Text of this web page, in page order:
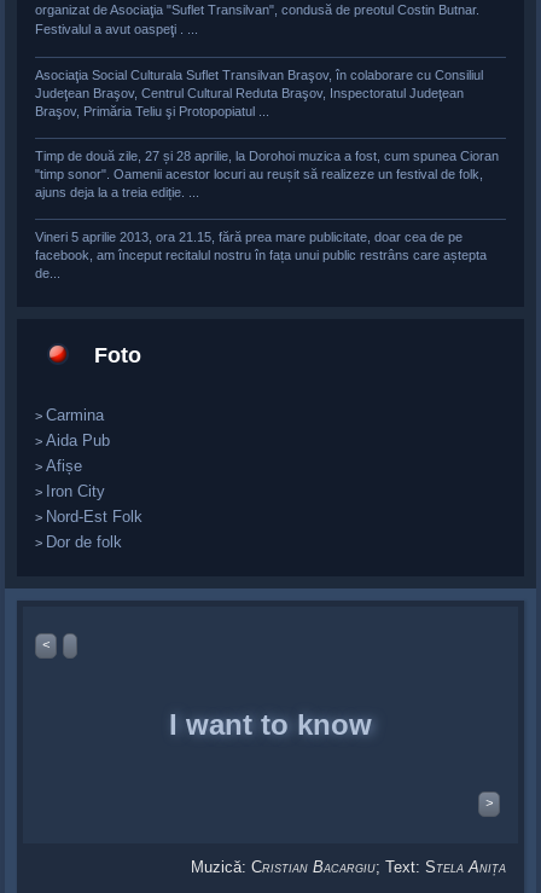
organizat de Asociaţia "Suflet Transilvan", condusă de preotul Costin Butnar.
Festivalul a avut oaspeţi . ...
Asociaţia Social Culturala Suflet Transilvan Braşov, în colaborare cu Consiliul
Judeţean Braşov, Centrul Cultural Reduta Braşov, Inspectoratul Judeţean
Braşov, Primăria Teliu şi Protopopiatul ...
Timp de două zile, 27 și 28 aprilie, la Dorohoi muzica a fost, cum spunea Cioran
"timp sonor". Oamenii acestor locuri au reușit să realizeze un festival de folk,
ajuns deja la a treia ediție. ...
Vineri 5 aprilie 2013, ora 21.15, fără prea mare publicitate, doar cea de pe
facebook, am început recitalul nostru în fața unui public restrâns care aștepta
de...
Foto
>Carmina
>Aida Pub
>Afișe
> Iron City
> Nord-Est Folk
> Dor de folk
<
I want to know
>
Muzică: CRISTIAN BACARGIU; Text: S TELA ANIȚA